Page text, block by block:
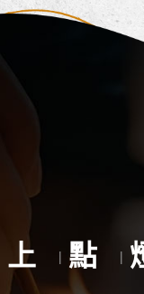
上 點